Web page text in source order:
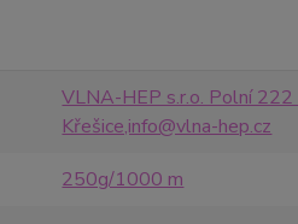
VLNA-HEP s.r.o. Polní
Křešice,info@vlna-hep.cz
250g/1000 m